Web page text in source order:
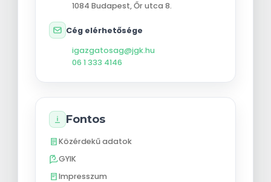
1084 Budapest,Őr utca 8.
Cég elérhetősége
igazgatosag@jgk.hu
06 1 333 4146
Fontos
Közérdekű adatok
GYIK
Impresszum